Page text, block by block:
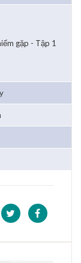
gặp - Tập 1